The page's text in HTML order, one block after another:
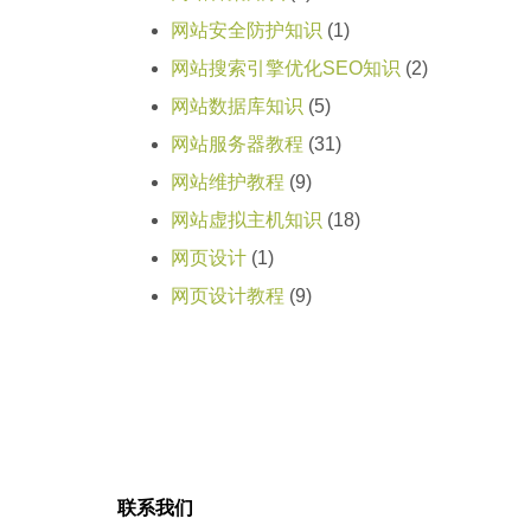
网站安全防护知识 (1)
网站搜索引擎优化SEO知识 (2)
网站数据库知识 (5)
网站服务器教程 (31)
网站维护教程 (9)
网站虚拟主机知识 (18)
网页设计(1)
网页设计教程 (9)
联系我们